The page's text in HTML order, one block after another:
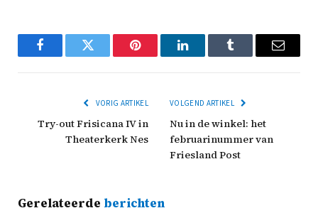
FacebookTwitter Pinterest LinkedInTumblr Email
VORIG ARTIKEL
Try-out Frisicana IV in
Theaterkerk Nes
VOLGEND ARTIKEL
Nu in de winkel: het
februarinummer van
Friesland Post
Gerelateerde berichten